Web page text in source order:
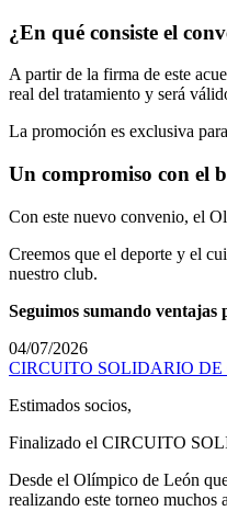
¿En qué consiste el
A partir de la firma de este
real del tratamiento y será
La promoción es exclusiva
Un compromiso con el
Con este nuevo convenio, el
Creemos que el deporte y el
nuestro club.
Seguimos sumando
04/07/2026
CIRCUITO SOLIDARIO
Estimados socios,
Finalizado el CIRCUITO
Desde el Olímpico de León
realizando este torneo muchos